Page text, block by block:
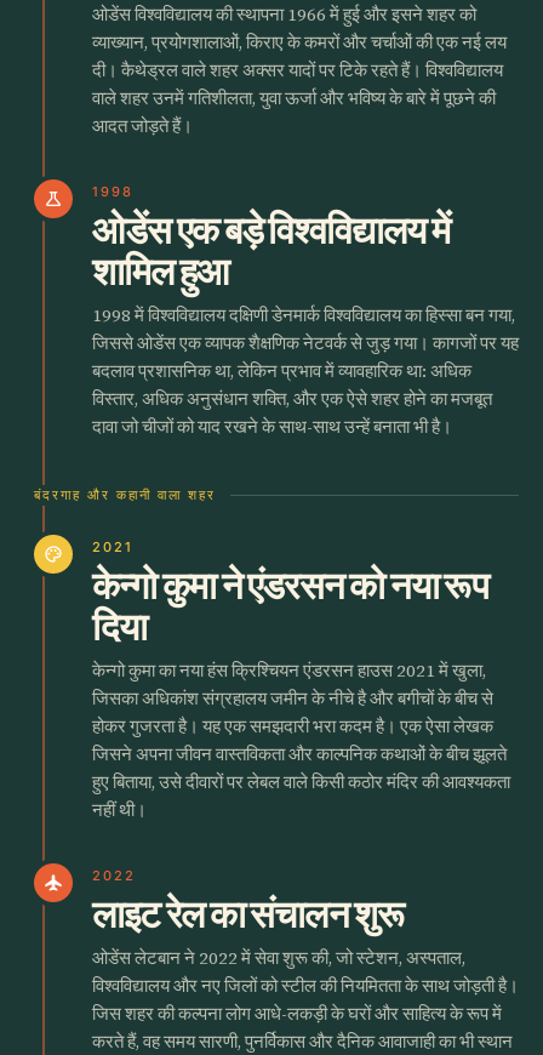
ओडेंस विश्वविद्यालय की स्थापना 1966 में हुई और इसने शहर को
व्याख्यान, प्रयोगशालाओं, किराए के कमरों और चर्चाओं की एक नई लय
दी। कैथेड्रल वाले शहर अक्सर यादों पर टिके रहते हैं। विश्वविद्यालय
वाले शहर उनमें गतिशीलता, युवा ऊर्जा और भविष्य के बारे में पूछने की
आदत जोड़ते हैं।
science 1998
ओडेंस एक बड़े विश्वविद्यालय में
शामिल हुआ
1998 में विश्वविद्यालय दक्षिणी डेनमार्क विश्वविद्यालय का हिस्सा बन गया,
जिससे ओडेंस एक व्यापक शैक्षणिक नेटवर्क से जुड़ गया। कागजों पर यह
बदलाव प्रशासनिक था, लेकिन प्रभाव में व्यावहारिक था: अधिक
विस्तार, अधिक अनुसंधान शक्ति, और एक ऐसे शहर होने का मजबूत
दावा जो चीजों को याद रखने के साथ-साथ उन्हें बनाता भी है।
बंदरगाह और कहानी वाला शहर
palette 2021
केन्गो कुमा ने एंडरसन को नया रूप
दिया
केन्गो कुमा का नया हंस क्रिश्चियन एंडरसन हाउस 2021 में खुला,
जिसका अधिकांश संग्रहालय जमीन के नीचे है और बगीचों के बीच से
होकर गुजरता है। यह एक समझदारी भरा कदम है। एक ऐसा लेखक
जिसने अपना जीवन वास्तविकता और काल्पनिक कथाओं के बीच झूलते
हुए बिताया, उसे दीवारों पर लेबल वाले किसी कठोर मंदिर की आवश्यकता
नहीं थी।
flight 2022
लाइट रेल का संचालन शुरू
ओडेंस लेटबान ने 2022 में सेवा शुरू की, जो स्टेशन, अस्पताल,
विश्वविद्यालय और नए जिलों को स्टील की नियमितता के साथ जोड़ती है।
जिस शहर की कल्पना लोग आधे-लकड़ी के घरों और साहित्य के रूप में
करते हैं, वह समय सारणी, पुनर्विकास और दैनिक आवाजाही का भी स्थान